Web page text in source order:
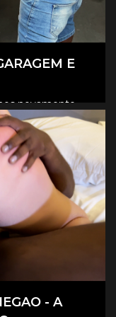
E
novamente
eles
- A